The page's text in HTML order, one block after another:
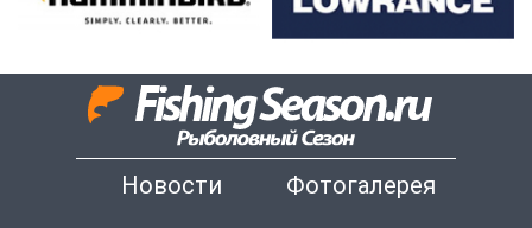
Новости
Фотогалерея